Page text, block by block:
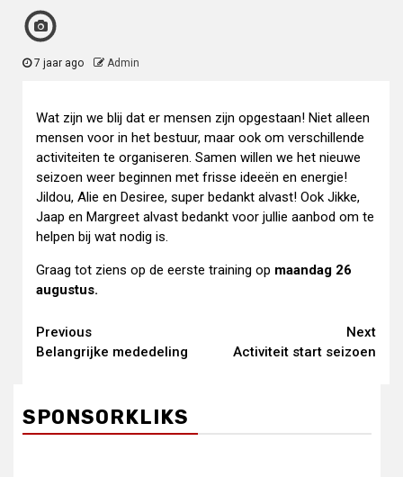
7 jaar ago Admin
Wat zijn we blij dat er mensen zijn opgestaan! Niet alleen
mensen voor in het bestuur, maar ook om verschillende
activiteiten te organiseren. Samen willen we het nieuwe
seizoen weer beginnen met frisse ideeën en energie!
Jildou, Alie en Desiree, super bedankt alvast! Ook Jikke,
Jaap en Margreet alvast bedankt voor jullie aanbod om te
helpen bij wat nodig is.
Graag tot ziens op de eerste training op maandag 26
augustus.
Continue
Reading
Previous
Belangrijke mededeling
Next
Activiteit start seizoen
SPONSORKLIKS